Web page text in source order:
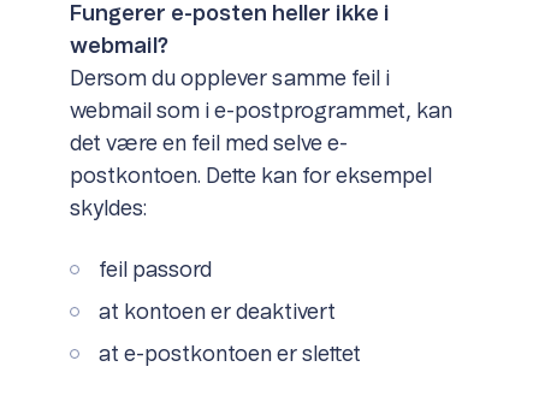
Fungerer e-posten heller ikke i
webmail?
Dersom du opplever samme feil i
webmail som i e-postprogrammet, kan
det være en feil med selve e-
postkontoen. Dette kan for eksempel
skyldes:
feil passord
at kontoen er deaktivert
at e-postkontoen er slettet